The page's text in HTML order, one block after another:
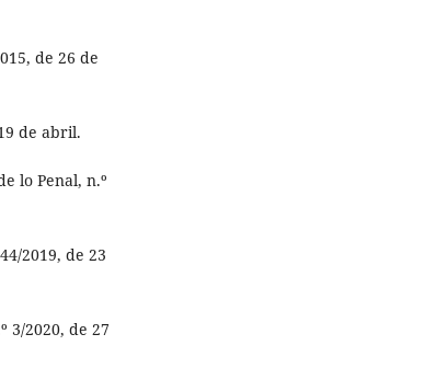
de 26 de
de abril.
lo Penal, n.º
2019, de 23
3/2020, de 27